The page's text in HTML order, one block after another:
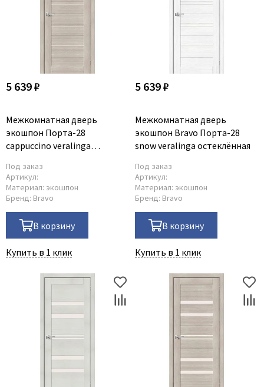
5 639 ₽
Межкомнатная дверь
экошпон Порта-28
cappuccino veralinga
Под заказ
Артикул:
Материал: экошпон
Бренд: Bravo
В корзину
Купить в 1 клик
5 639 ₽
Межкомнатная дверь
экошпон Bravo Порта-28
snow veralinga остеклённая
Под заказ
Артикул:
Материал: экошпон
Бренд: Bravo
В корзину
Купить в 1 клик